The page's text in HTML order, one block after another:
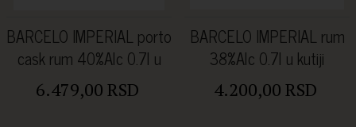
BARCELO IMPERIAL porto
cask rum 40%Alc 0.7l u
kutiji
6.479,00 RSD
BARCELO IMPERIAL rum
38%Alc 0.7l u kutiji
4.200,00 RSD